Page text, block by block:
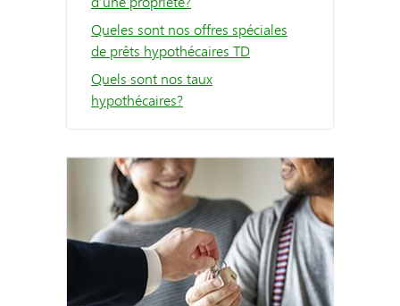
Queles sont nos offres spéciales
de prêts hypothécaires TD
Quels sont nos taux
hypothécaires?